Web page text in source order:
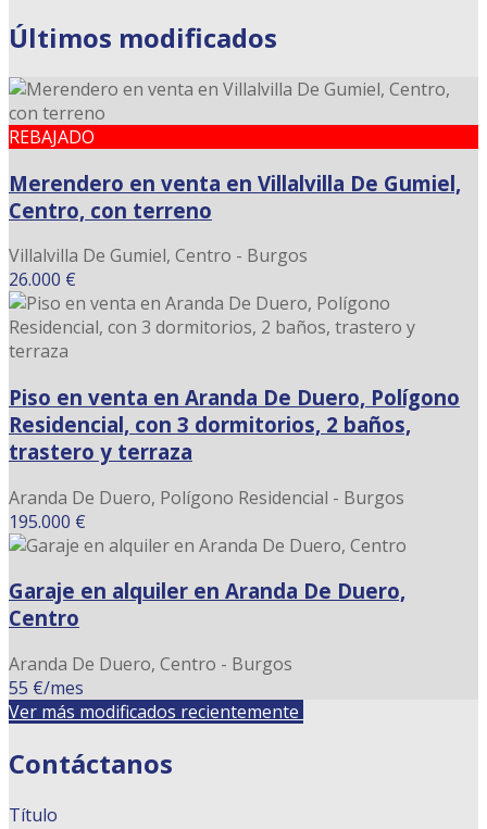
Últimos modificados
REBAJADO
Merendero en venta en Villalvilla De Gumiel,
Centro, con terreno
Villalvilla De Gumiel, Centro - Burgos
26.000 €
Piso en venta en Aranda De Duero, Polígono
Residencial, con 3 dormitorios, 2 baños,
trastero y terraza
Aranda De Duero, Polígono Residencial - Burgos
195.000 €
Garaje en alquiler en Aranda De Duero,
Centro
Aranda De Duero, Centro - Burgos
55 €/mes
Ver más modificados recientemente
Contáctanos
Título